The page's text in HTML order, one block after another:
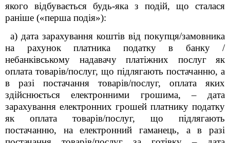
якого відбувається будь-яка з подій, що сталася
раніше («перша подія»):
а) дата зарахування коштів від покупця/замовника
на рахунок платника податку в банку /
небанківському надавачу платіжних послуг як
оплата товарів/послуг, що підлягають постачанню, а
в разі постачання товарів/послуг, оплата яких
здійснюється електронними грошима, – дата
зарахування електронних грошей платнику податку
як оплата товарів/послуг, що підлягають
постачанню, на електронний гаманець, а в разі